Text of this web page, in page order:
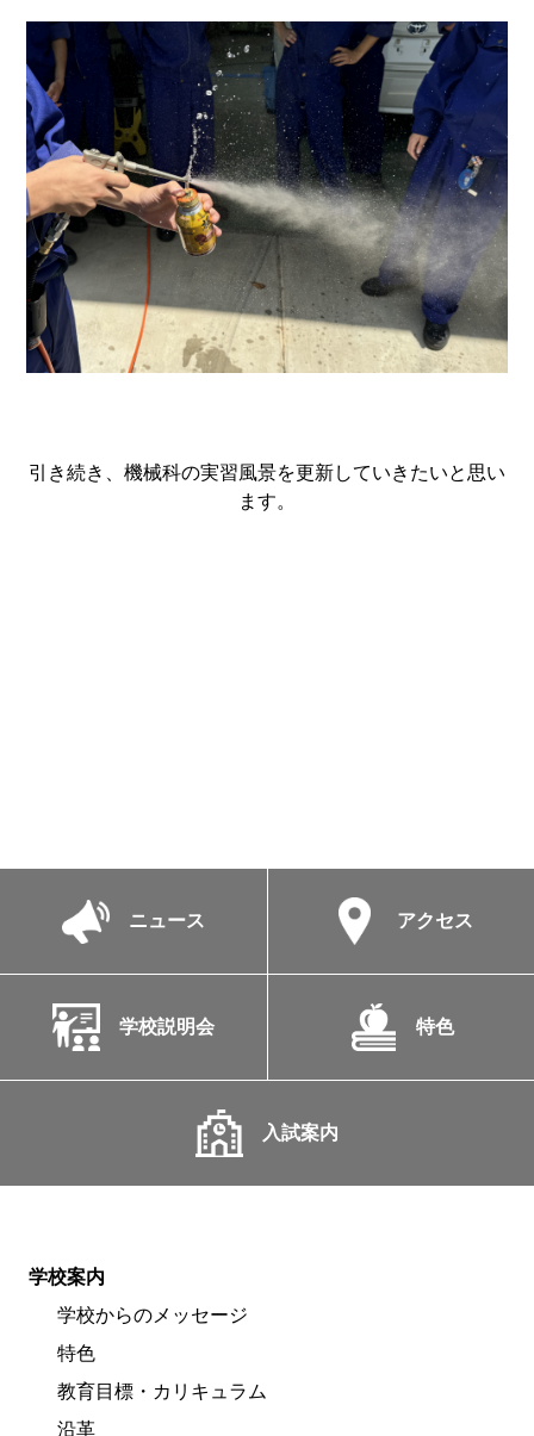
引き続き、機械科の実習風景を更新していきたいと思い
ます。
ニュース アクセス
学校説明会 特色
入試案内
学校案内
学校からのメッセージ
特色
教育目標・カリキュラム
沿革